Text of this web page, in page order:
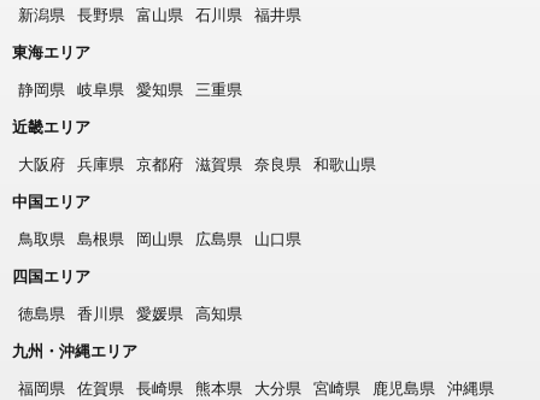
新潟県
長野県 富山県 石川県
福井県
東海エリア
静岡県
岐阜県 愛知県
三重県
近畿エリア
大阪府
兵庫県 京都府 滋賀県 奈良県
和歌山県
中国エリア
鳥取県
島根県 岡山県 広島県
山口県
四国エリア
徳島県
香川県 愛媛県
高知県
九州・沖縄エリア
福岡県
佐賀県 長崎県 熊本県 大分県 宮崎県 鹿児島県 沖縄県